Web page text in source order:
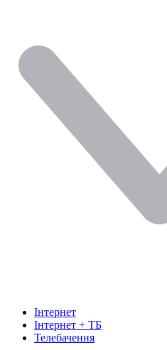
Інтернет
Інтернет + ТБ
Телебачення